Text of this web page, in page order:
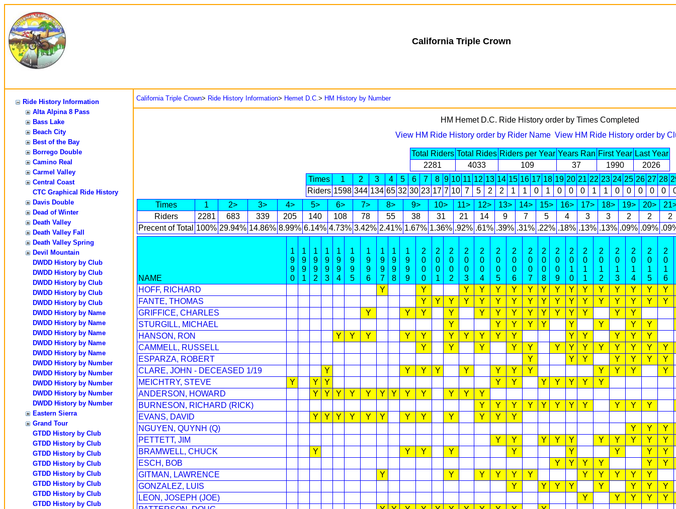
California Triple Crown
Ride History Information
Alta Alpina 8 Pass
Bass Lake
Beach City
Best of the Bay
Borrego Double
Camino Real
Carmel Valley
Central Coast
CTC Graphical Ride History
Davis Double
Dead of Winter
Death Valley
Death Valley Fall
Death Valley Spring
Devil Mountain
DWDD History by Club
DWDD History by Club
DWDD History by Club
DWDD History by Club
DWDD History by Club
DWDD History by Name
DWDD History by Name
DWDD History by Name
DWDD History by Name
DWDD History by Name
DWDD History by Number
DWDD History by Number
DWDD History by Number
DWDD History by Number
DWDD History by Number
Eastern Sierra
Grand Tour
GTDD History by Club
GTDD History by Club
GTDD History by Club
GTDD History by Club
GTDD History by Club
GTDD History by Club
GTDD History by Club
GTDD History by Club
California Triple Crown> Ride History Information> Hemet D.C.> HM History by Number
HM Hemet D.C. Ride History order by Times Completed
View HM Ride History order by Rider Name View HM Ride History order by
Total Riders Total Rides Riders per Year Years Ran First Year Last Year
2281
4033 109 37 1990
2026
Times
1 2 3 4 5 6 7 8 9 10 11 12 13 14 15 16 17 18 19 20 21 22 23 24 25 26 27 28
Riders 1598 344 134 65 32 30 23 17 7 10 7 5 2 2 1 1 0 1 0 0 0 1 1 0 0 0 0 0
Times
1 2> 3> 4> 5> 6> 7> 8> 9> 10> 11> 12> 13> 14> 15> 16> 17> 18> 19> 20>
Riders
2281 683 339 205 140 108 78 55 38 31 21 14 9 7 5 4 3 3 2 2
2
Precent of Total
100% 29.94% 14.86% 8.99% 6.14% 4.73% 3.42% 2.41% 1.67% 1.36% .92% .61% .39% .31% .22% .18% .13% .13% .09% .09%
NAME
1
9
9
0
1
9
9
1
1
9
9
2
1
9
9
3
1
9
9
4
1
9
9
5
1
9
9
6
1
9
9
7
1
9
9
8
1
9
9
9
2
0
0
0
2
0
0
1
2
0
0
2
2
0
0
3
2
0
0
4
2
0
0
5
2
0
0
6
2
0
0
7
2
0
0
8
2
0
0
9
2
0
1
0
2
0
1
1
2
0
1
2
2
0
1
3
2
0
1
4
2
0
1
5
2
0
1
6
HOFF, RICHARD
Y Y Y Y Y Y Y Y Y Y Y Y Y Y Y
Y
FANTE, THOMAS
Y Y Y Y Y Y Y Y Y Y Y Y Y Y Y Y
Y
GRIFFICE, CHARLES
Y Y Y Y Y Y Y Y Y Y Y Y Y
Y
STURGILL, MICHAEL
Y Y Y Y Y Y Y Y
Y
HANSON, RON
Y Y Y Y Y Y Y Y Y Y Y Y Y Y
Y
CAMMELL, RUSSELL
Y Y Y Y Y Y Y Y Y Y Y Y
Y
ESPARZA, ROBERT
Y Y Y Y Y Y
Y
CLARE, JOHN - DECEASED 1/19
Y Y Y Y Y Y Y Y Y Y Y
Y
MEICHTRY, STEVE
Y Y Y Y Y Y Y Y Y
Y
ANDERSON, HOWARD
Y Y Y Y Y Y Y Y Y Y Y
Y
BURNESON, RICHARD (RICK)
Y Y Y Y Y Y Y Y Y Y
Y
EVANS, DAVID
Y Y Y Y Y Y Y Y Y Y Y
Y
NGUYEN, QUYNH (Q)
Y Y
Y
PETTETT, JIM
Y Y Y Y Y Y Y Y Y
Y
BRAMWELL, CHUCK
Y Y Y Y Y Y Y Y
Y
ESCH, BOB
Y Y Y Y Y
Y
GITMAN, LAWRENCE
Y Y Y Y Y Y Y Y Y Y
Y
GONZALEZ, LUIS
Y Y Y Y Y Y Y
Y
LEON, JOSEPH (JOE)
Y Y Y Y
Y